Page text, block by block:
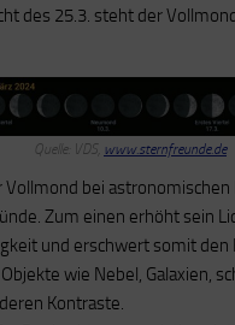
des 25.3. steht der
Quelle: VDS, www.sternfreunde.de
bei astronomischen
Zum einen erhöht sein
und erschwert somit den
wie Nebel, Galaxien,
Kontraste.